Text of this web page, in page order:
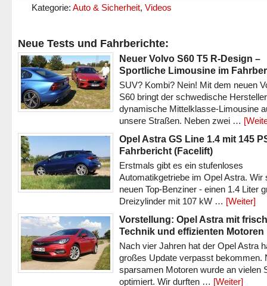
Kategorie: Auto & Sicherheit, Videos
Neue Tests und Fahrberichte:
Neuer Volvo S60 T5 R-Design –
Sportliche Limousine im
SUV? Kombi? Nein! Mit dem neuen
S60 bringt der schwedische
dynamische Mittelklasse-Limousine
unsere Straßen. Neben zwei …
Opel Astra GS Line 1.4 mit 145
Fahrbericht (Facelift)
Erstmals gibt es ein stufenloses
Automatikgetriebe im Opel Astra. Wir
neuen Top-Benziner - einen 1.4 Liter
Dreizylinder mit 107 kW … [Weiter]
Vorstellung: Opel Astra mit
Technik und effizienten Motoren
Nach vier Jahren hat der Opel Astra
großes Update verpasst bekommen.
sparsamen Motoren wurde an vielen
optimiert. Wir durften … [Weiter]